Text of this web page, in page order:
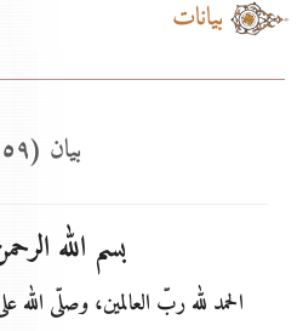
بيانات
بيان (٥۹)
بسم الله
الحمد لله ربّ العالمين، وصلّى الله